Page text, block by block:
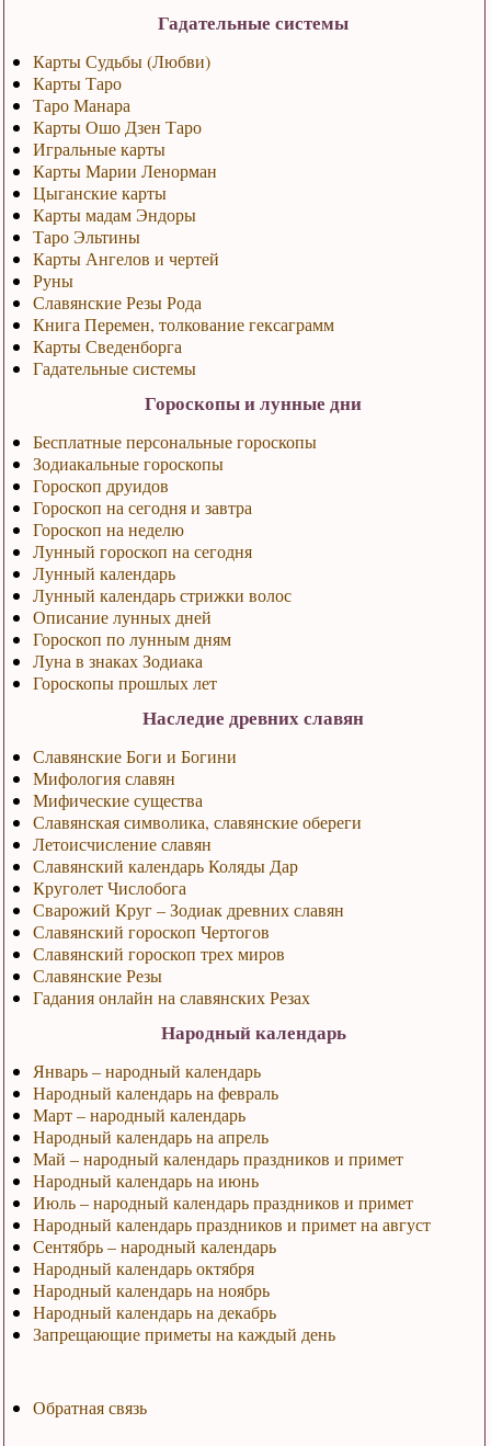
Гадательные системы
Карты Судьбы (Любви)
Карты Таро
Таро Манара
Карты Ошо Дзен Таро
Игральные карты
Карты Марии Ленорман
Цыганские карты
Карты мадам Эндоры
Таро Эльтины
Карты Ангелов и чертей
Руны
Славянские Резы Рода
Книга Перемен, толкование гексаграмм
Карты Сведенборга
Гадательные системы
Гороскопы и лунные дни
Бесплатные персональные гороскопы
Зодиакальные гороскопы
Гороскоп друидов
Гороскоп на сегодня и завтра
Гороскоп на неделю
Лунный гороскоп на сегодня
Лунный календарь
Лунный календарь стрижки волос
Описание лунных дней
Гороскоп по лунным дням
Луна в знаках Зодиака
Гороскопы прошлых лет
Наследие древних славян
Славянские Боги и Богини
Мифология славян
Мифические существа
Славянская символика, славянские обереги
Летоисчисление славян
Славянский календарь Коляды Дар
Круголет Числобога
Сварожий Круг – Зодиак древних славян
Славянский гороскоп Чертогов
Славянский гороскоп трех миров
Славянские Резы
Гадания онлайн на славянских Резах
Народный календарь
Январь – народный календарь
Народный календарь на февраль
Март – народный календарь
Народный календарь на апрель
Май – народный календарь праздников и примет
Народный календарь на июнь
Июль – народный календарь праздников и примет
Народный календарь праздников и примет на август
Сентябрь – народный календарь
Народный календарь октября
Народный календарь на ноябрь
Народный календарь на декабрь
Запрещающие приметы на каждый день
Обратная связь